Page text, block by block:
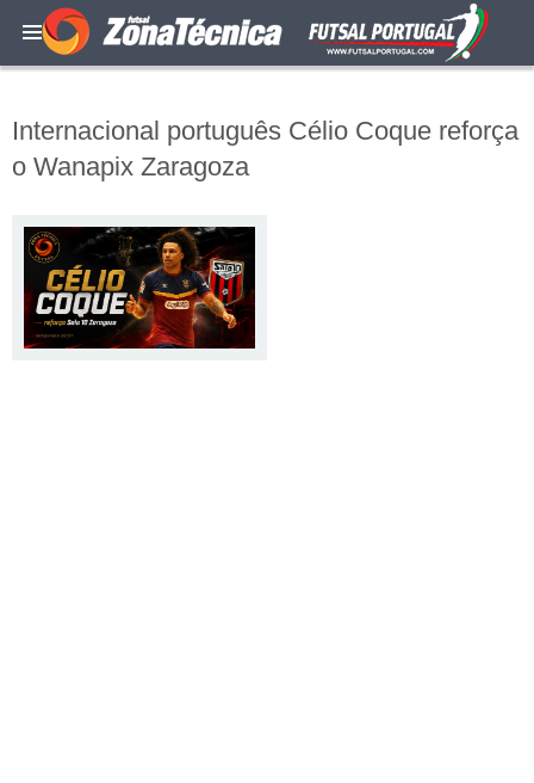
Internacional português Célio Coque reforça
o Wanapix Zaragoza